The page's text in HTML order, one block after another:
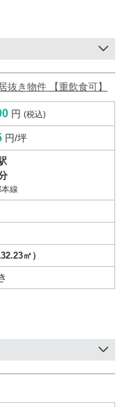
き物件 【重飲食可】
円 (税込)
円/坪
線
㎡）